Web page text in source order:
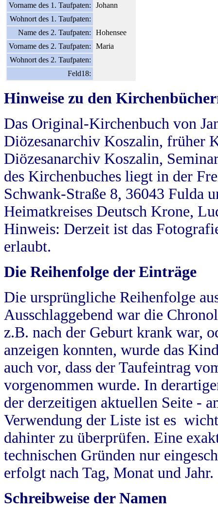
Vorname des 1. Taufpaten:
Johann
Wohnort des 1. Taufpaten:
Name des 2. Taufpaten:
Hohensee
Vorname des 2. Taufpaten:
Maria
Wohnort des 2. Taufpaten:
Feld18:
Hinweise zu den
Das Original-Kirchenbuch von
Diözesanarchiv Koszalin, früher
Diözesanarchiv Koszalin,
des Kirchenbuches liegt in der
Schwank-Straße 8, 36043 Fulda
Heimatkreises Deutsch Krone,
Hinweis: Derzeit ist das
erlaubt.
Die Reihenfolge der Einträge
Die ursprüngliche Reihenfolge
Ausschlaggebend war die
z.B. nach der Geburt krank war,
anzeigen konnten, wurde das
auch vor, dass der Taufeintrag
vorgenommen wurde. In
der derzeitigen aktuellen Seite -
Verwendung der Liste ist es
dahinter zu überprüfen. Eine
technischen Gründen nur
erfolgt nach Tag, Monat und Jahr.
Schreibweise der Namen